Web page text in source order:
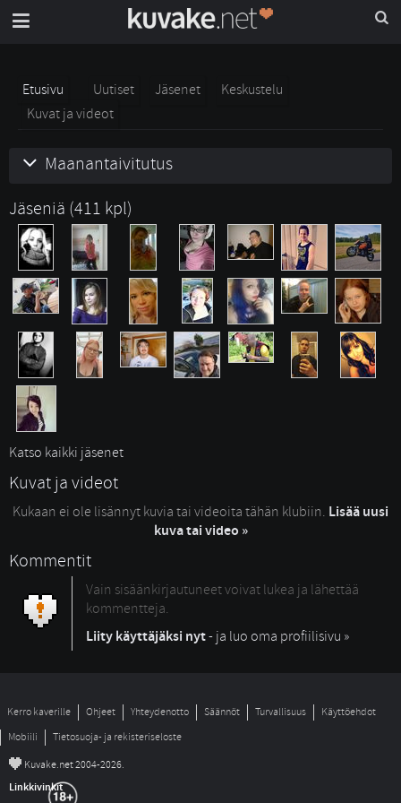
Etusivu Uutiset Jäsenet
Keskustelu
Kuvat ja videot
Maanantaivitutus
Jäseniä (411 kpl)
Katso kaikki jäsenet
Kuvat ja videot
Kukaan ei ole lisännyt kuvia tai videoita tähän klubiin. Lisää uusi
kuva tai video »
Kommentit
Vain sisäänkirjautuneet voivat lukea ja lähettää
kommentteja.
Liity käyttäjäksi nyt- ja luo oma profiilisivu »
Kerro kaverille Ohjeet Yhteydenotto Säännöt Turvallisuus
Käyttöehdot
Mobiili
Tietosuoja- ja rekisteriseloste
© Kuvake.net 2004-2026.
Linkkivinkit